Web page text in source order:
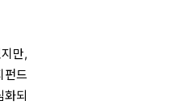
만,
펀드
되